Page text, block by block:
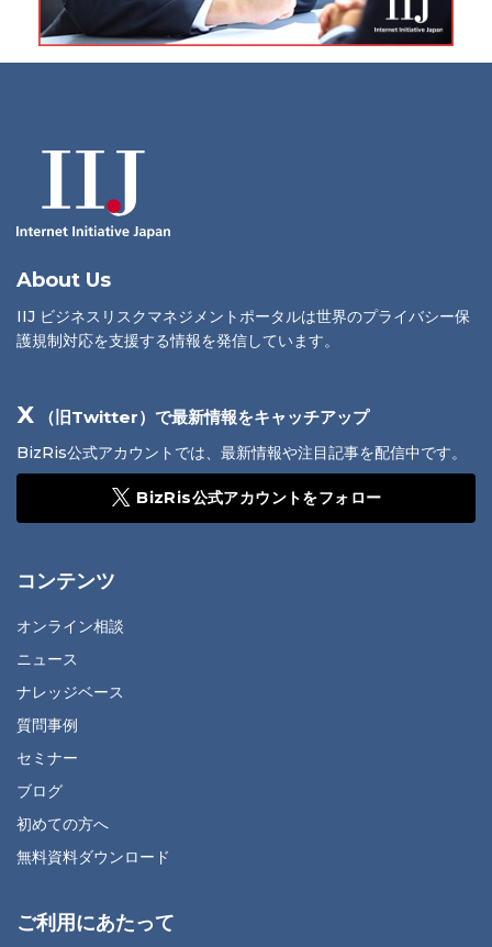
About Us
IIJ ビジネスリスクマネジメントポータルは世界のプライバシー保
護規制対応を支援する情報を発信しています。
X （旧Twitter）で最新情報をキャッチアップ
BizRis公式アカウントでは、最新情報や注目記事を配信中です。
BizRis公式アカウントをフォロー
コンテンツ
オンライン相談
ニュース
ナレッジベース
質問事例
セミナー
ブログ
初めての方へ
無料資料ダウンロード
ご利用にあたって